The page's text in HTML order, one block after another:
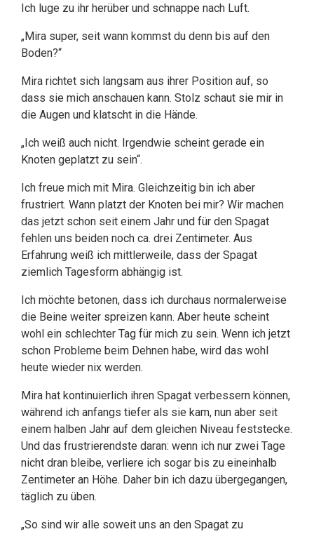
Ich luge zu ihr herüber und schnappe nach Luft.
„Mira super, seit wann kommst du denn bis auf den
Boden?“
Mira richtet sich langsam aus ihrer Position auf, so
dass sie mich anschauen kann. Stolz schaut sie mir in
die Augen und klatscht in die Hände.
„Ich weiß auch nicht. Irgendwie scheint gerade ein
Knoten geplatzt zu sein“.
Ich freue mich mit Mira. Gleichzeitig bin ich aber
frustriert. Wann platzt der Knoten bei mir? Wir machen
das jetzt schon seit einem Jahr und für den Spagat
fehlen uns beiden noch ca. drei Zentimeter. Aus
Erfahrung weiß ich mittlerweile, dass der Spagat
ziemlich Tagesform abhängig ist.
Ich möchte betonen, dass ich durchaus normalerweise
die Beine weiter spreizen kann. Aber heute scheint
wohl ein schlechter Tag für mich zu sein. Wenn ich jetzt
schon Probleme beim Dehnen habe, wird das wohl
heute wieder nix werden.
Mira hat kontinuierlich ihren Spagat verbessern können,
während ich anfangs tiefer als sie kam, nun aber seit
einem halben Jahr auf dem gleichen Niveau feststecke.
Und das frustrierendste daran: wenn ich nur zwei Tage
nicht dran bleibe, verliere ich sogar bis zu eineinhalb
Zentimeter an Höhe. Daher bin ich dazu übergegangen,
täglich zu üben.
„So sind wir alle soweit uns an den Spagat zu